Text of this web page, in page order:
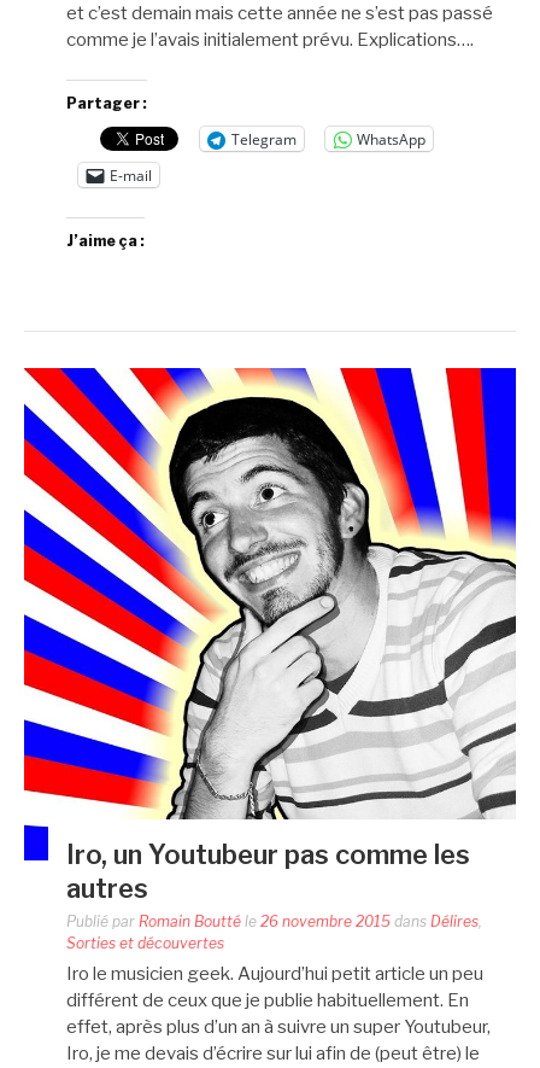
et c’est demain mais cette année ne s’est pas passé
comme je l’avais initialement prévu. Explications….
Partager :
Telegram
WhatsApp
E-mail
J’aime ça :
Iro, un Youtubeur pas comme les
autres
Publié par Romain Boutté le 26 novembre 2015 dans Délires,
Sorties et découvertes
Iro le musicien geek. Aujourd’hui petit article un peu
différent de ceux que je publie habituellement. En
effet, après plus d’un an à suivre un super Youtubeur,
Iro, je me devais d’écrire sur lui afin de (peut être) le